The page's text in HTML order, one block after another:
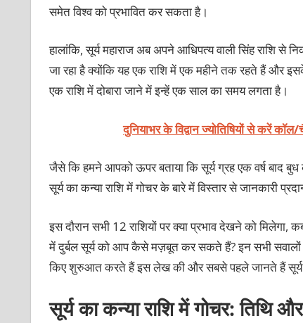
समेत विश्व को प्रभावित कर सकता है।
हालांकि, सूर्य महाराज अब अपने आधिपत्य वाली सिंह राशि से
जा रहा है क्योंकि यह एक राशि में एक महीने तक रहते हैं और
एक राशि में दोबारा जाने में इन्हें एक साल का समय लगता है।
दुनियाभर के विद्वान ज्योतिषियों से करें
जैसे कि हमने आपको ऊपर बताया कि सूर्य ग्रह एक वर्ष बाद
सूर्य का कन्या राशि में गोचर के बारे में विस्तार से जानकारी
इस दौरान सभी 12 राशियों पर क्या प्रभाव देखने को
में दुर्बल सूर्य को आप कैसे मज़बूत कर सकते हैं? इन सभी
किए शुरुआत करते हैं इस लेख की और सबसे पहले जानते हैं सूर्य
सूर्य का कन्या राशि में गोचर: तिथि